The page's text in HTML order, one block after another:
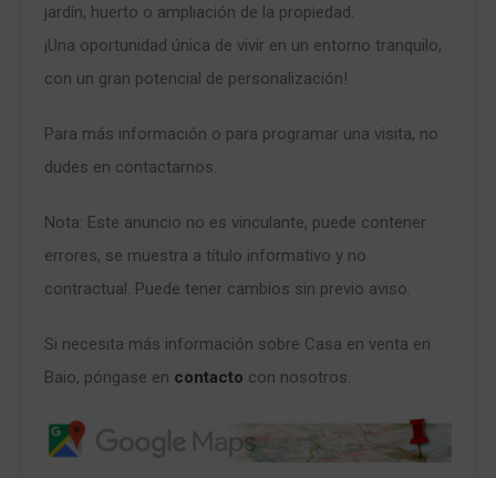
jardín, huerto o ampliación de la propiedad.
¡Una oportunidad única de vivir en un entorno tranquilo,
con un gran potencial de personalización!
Para más información o para programar una visita, no
dudes en contactarnos.
Nota: Este anuncio no es vinculante, puede contener
errores, se muestra a título informativo y no
contractual. Puede tener cambios sin previo aviso.
Si necesita más información sobre Casa en venta en
Baio, póngase en contacto con nosotros.